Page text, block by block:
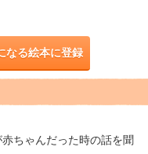
なる絵本に登録
ちゃんだった時の話を聞